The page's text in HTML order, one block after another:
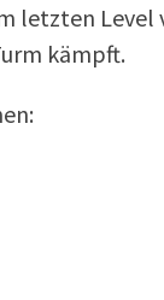
letzten Level
kämpft.